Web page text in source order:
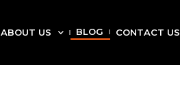
ABOUT US BLOG CONTACT US